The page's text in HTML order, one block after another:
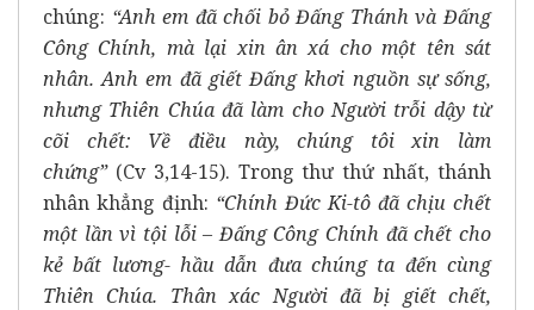
chúng: “Anh em đã chối bỏ Đấng Thánh và Đấng
Công Chính, mà lại xin ân xá cho một tên sát
nhân. Anh em đã giết Đấng khơi nguồn sự sống,
nhưng Thiên Chúa đã làm cho Người trỗi dậy từ
cõi chết: Về điều này, chúng tôi xin làm
chứng”(Cv 3,14-15). Trong thư thứ nhất, thánh
nhân khẳng định: “Chính Đức Ki-tô đã chịu chết
một lần vì tội lỗi – Đấng Công Chính đã chết cho
kẻ bất lương- hầu dẫn đưa chúng ta đến cùng
Thiên Chúa. Thân xác Người đã bị giết chết,